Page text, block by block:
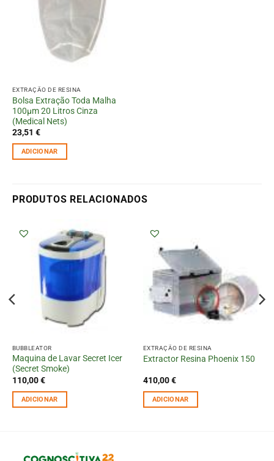
EXTRAÇÃO DE RESINA
Bolsa Extração Toda Malha
100µm 20 Litros Cinza
(Medical Nets)
23,51 €
ADICIONAR
PRODUTOS RELACIONADOS
BUBBLEATOR
Maquina de Lavar Secret Icer
(Secret Smoke)
110,00€
ADICIONAR
EXTRAÇÃO DE RESINA
Extractor Resina Phoenix 150
410,00€
ADICIONAR